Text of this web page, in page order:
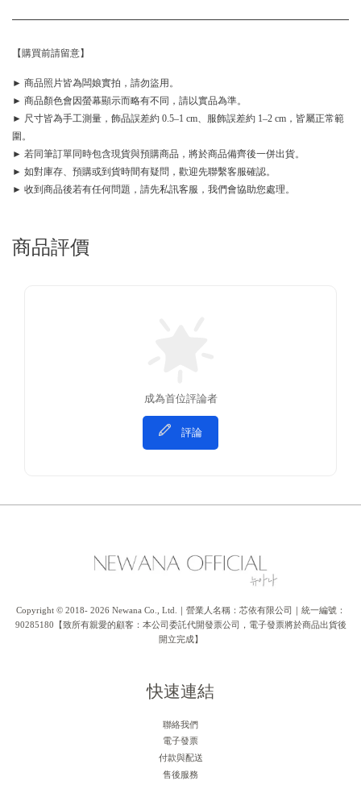
【購買前請留意】
► 商品照片皆為闆娘實拍，請勿盜用。
► 商品顏色會因螢幕顯示而略有不同，請以實品為準。
► 尺寸皆為手工測量，飾品誤差約 0.5–1 cm、服飾誤差約 1–2 cm，皆屬正常範
圍。
► 若同筆訂單同時包含現貨與預購商品，將於商品備齊後一併出貨。
► 如對庫存、預購或到貨時間有疑問，歡迎先聯繫客服確認。
► 收到商品後若有任何問題，請先私訊客服，我們會協助您處理。
商品評價
成為首位評論者
評論
Copyright © 2018- 2026 Newana Co., Ltd.｜營業人名稱：芯依有限公司｜統一編號：
90285180【致所有親愛的顧客：本公司委託代開發票公司，電子發票將於商品出貨後
開立完成】
快速連結
聯絡我們
電子發票
付款與配送
售後服務